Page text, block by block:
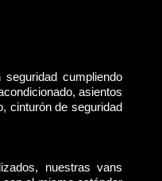
cumpliendo
asientos
cinturón de seguridad
nuestras vans